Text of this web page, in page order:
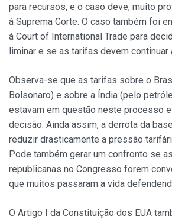
para recursos, e o caso deve, muito
à Suprema Corte. O caso também foi
à Court of International Trade para
liminar e se as tarifas devem continuar
Observa-se que as tarifas sobre o
Bolsonaro) e sobre a Índia (pelo
estavam em questão neste processo
decisão. Ainda assim, a derrota da
reduzir drasticamente a pressão
Pode também gerar um confronto se
republicanas no Congresso forem
que muitos passaram a vida
O Artigo I da Constituição dos EUA